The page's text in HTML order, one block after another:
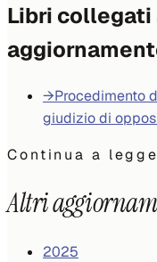
Libri collegati
→Procedimento
giudizio di
Continua a
Altri
2025